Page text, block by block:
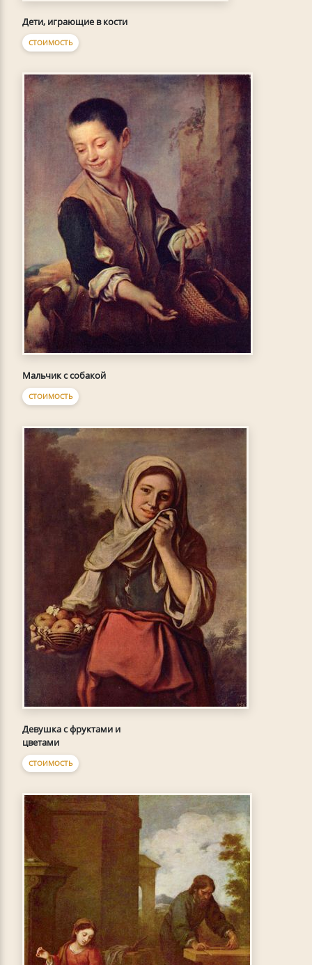
Дети, играющие в кости
СТОИМОСТЬ
Мальчик с собакой
СТОИМОСТЬ
Девушка с фруктами и
цветами
СТОИМОСТЬ